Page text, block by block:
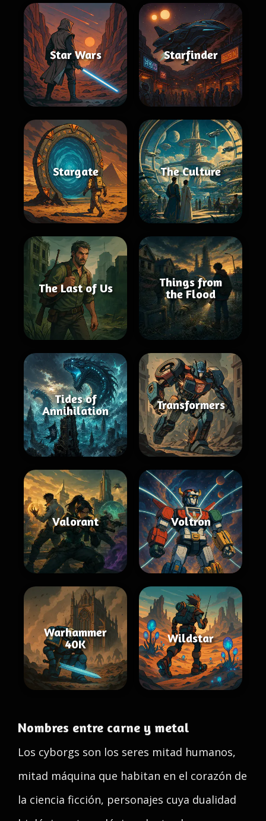
Star Wars Starfinder
Stargate The Culture
The Last of Us
Things from
the Flood
Tides of
Annihilation
Transformers
Valorant Voltron
Warhammer
40K
Wildstar
Nombres entre carne y metal
Los cyborgs son los seres mitad humanos,
mitad máquina que habitan en el corazón de
la ciencia ficción, personajes cuya dualidad